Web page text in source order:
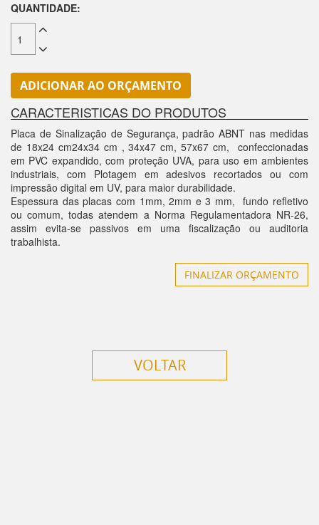
QUANTIDADE:
ADICIONAR AO ORÇAMENTO
CARACTERISTICAS DO PRODUTOS
Placa de Sinalização de Segurança, padrão ABNT nas medidas
de 18x24 cm24x34 cm , 34x47 cm, 57x67 cm, confeccionadas
em PVC expandido, com proteção UVA, para uso em ambientes
industriais, com Plotagem em adesivos recortados ou com
impressão digital em UV, para maior durabilidade.
Espessura das placas com 1mm, 2mm e 3 mm, fundo refletivo
ou comum, todas atendem a Norma Regulamentadora NR-26,
assim evita-se passivos em uma fiscalização ou auditoria
trabalhista.
FINALIZAR ORÇAMENTO
VOLTAR